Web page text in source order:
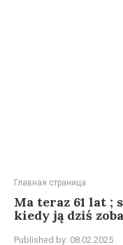
Главная страница
Ma teraz 61 lat ;
kiedy ją dziś
Published by: 08.02.2025